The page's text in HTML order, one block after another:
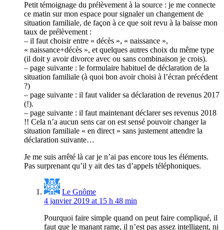
Petit témoignage du prélèvement à la source : je me connecte
ce matin sur mon espace pour signaler un changement de
situation familiale, de façon à ce que soit revu à la baisse mon
taux de prélèvement :
– il faut choisir entre « décès », « naissance »,
« naissance+décès », et quelques autres choix du même type
(il doit y avoir divorce avec ou sans combinaison je crois).
– page suivante : le formulaire habituel de déclaration de la
situation familiale (à quoi bon avoir choisi à l’écran précédent
?)
– page suivante : il faut valider sa déclaration de revenus 2017
(!).
– page suivante : il faut maintenant déclarer ses revenus 2018
!! Cela n’a aucun sens car on est sensé pouvoir changer la
situation familiale « en direct » sans justement attendre la
déclaration suivante…
Je me suis arrêté là car je n’ai pas encore tous les éléments.
Pas surprenant qu’il y ait des tas d’appels téléphoniques.
Le Gnôme
4 janvier 2019 at 15 h 48 min
Pourquoi faire simple quand on peut faire compliqué, il
faut que le manant rame, il n’est pas assez intelligent, ni